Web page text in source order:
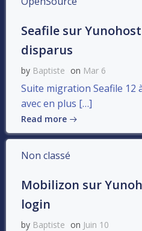
Seafile sur
disparus
by Baptiste on Mar 6
Suite migration Seafile 12
avec en plus […]
Read more
Non classé
Mobilizon sur
login
by Baptiste on Juin 10